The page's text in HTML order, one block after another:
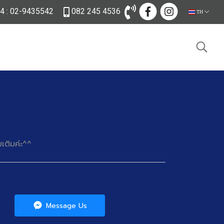
: 02-9435542 082 245 4536 TH
ติมค่ะ^^
Message Us